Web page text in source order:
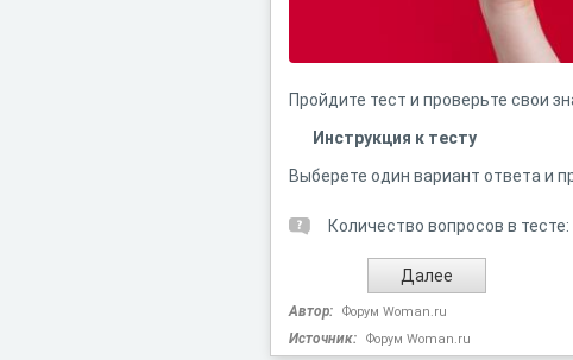
Пройдите тест и проверьте свои
Инструкция к тесту
Выберете один вариант ответа и
Количество вопросов в тесте:
Автор: Форум Woman.ru
Источник: Форум Woman.ru